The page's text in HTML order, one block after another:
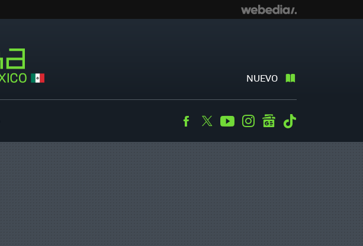
NUEVO
Facebook
TwitterYoutubeInstagramgooglenews